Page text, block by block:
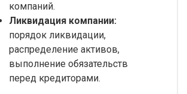
компаний.
Ликвидация компании:
порядок ликвидации,
распределение активов,
выполнение обязательств
перед кредиторами.